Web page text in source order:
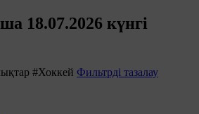
18.07.2026 күнгі
#Хоккей Фильтрді тазалау